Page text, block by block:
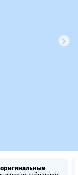
оригинальные